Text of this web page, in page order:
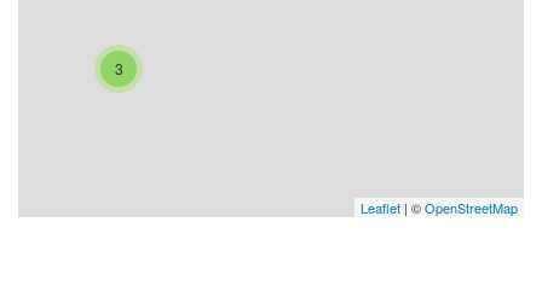
3
Leaflet | ©OpenStreetMap